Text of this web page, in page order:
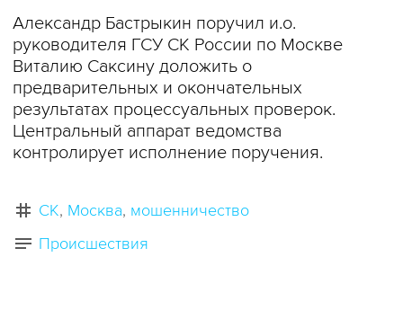
Александр Бастрыкин поручил и.о.
руководителя ГСУ СК России по Москве
Виталию Саксину доложить о
предварительных и окончательных
результатах процессуальных проверок.
Центральный аппарат ведомства
контролирует исполнение поручения.
СК Москва мошенничество
Происшествия